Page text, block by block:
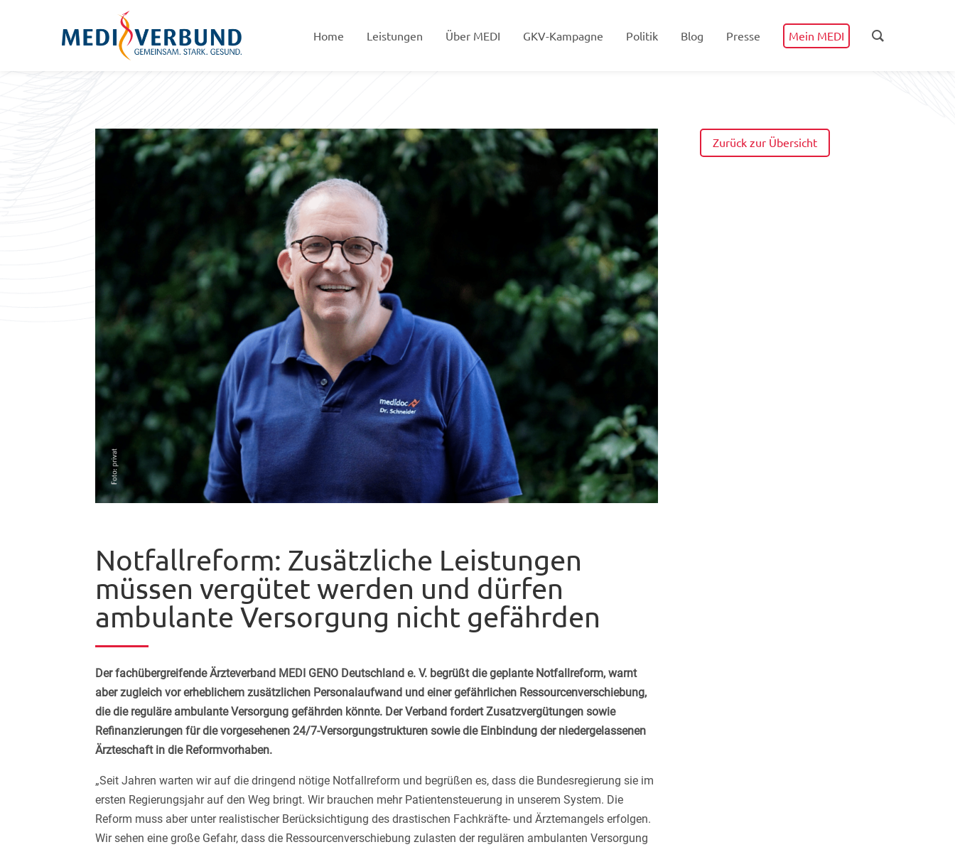
Home Leistungen Über MEDI GKV-Kampagne Politik Blog Presse Mein MEDI
Notfallreform: Zusätzliche Leistungen
müssen vergütet werden und dürfen
ambulante Versorgung nicht gefährden
Der fachübergreifende Ärzteverband MEDI GENO Deutschland e. V. begrüßt die geplante Notfallreform, warnt
aber zugleich vor erheblichem zusätzlichen Personalaufwand und einer gefährlichen Ressourcenverschiebung,
die die reguläre ambulante Versorgung gefährden könnte. Der Verband fordert Zusatzvergütungen sowie
Refinanzierungen für die vorgesehenen 24/7-Versorgungstrukturen sowie die Einbindung der niedergelassenen
Ärzteschaft in die Reformvorhaben.
„Seit Jahren warten wir auf die dringend nötige Notfallreform und begrüßen es, dass die Bundesregierung sie im
ersten Regierungsjahr auf den Weg bringt. Wir brauchen mehr Patientensteuerung in unserem System. Die
Reform muss aber unter realistischer Berücksichtigung des drastischen Fachkräfte- und Ärztemangels erfolgen.
Wir sehen eine große Gefahr, dass die Ressourcenverschiebung zulasten der regulären ambulanten Versorgung
Zurück zur Übersicht